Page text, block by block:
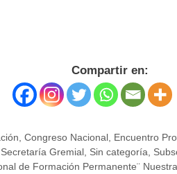
Compartir en:
Congreso Nacional, Encuentro
Secretaría Gremial Sin categoría
de Formación Permanente¨